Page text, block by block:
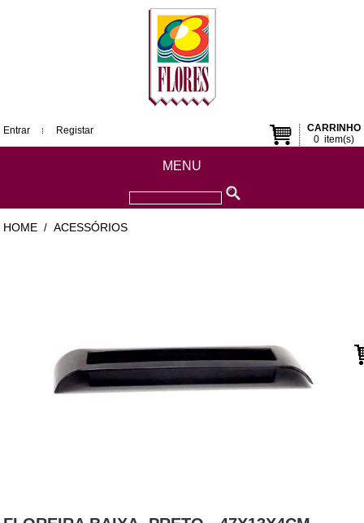
CARRINHO
0item(s)
Entrar Registar
MENU
HOME / ACESSÓRIOS